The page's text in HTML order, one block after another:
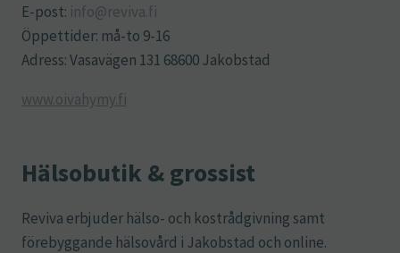
E-post: info@reviva.fi
Öppettider: må-to 9-16
Adress: Vasavägen 131 68600 Jakobstad
www.oivahymy.fi
Hälsobutik & grossist
Reviva erbjuder hälso- och kostrådgivning samt
förebyggande hälsovård i Jakobstad och online.